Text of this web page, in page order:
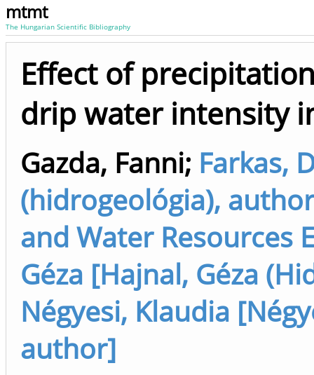
mtmt
The Hungarian Scientific Bibliography
Effect of
drip water intensity
Gazda, Fanni; Farkas,
(hidrogeológia),
and Water Resources
Géza [Hajnal, Géza
Négyesi, Klaudia
author]